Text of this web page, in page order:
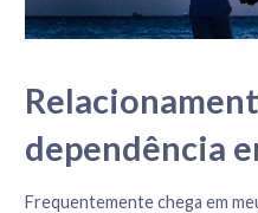
dependência
3 de Junho, 2022
Frequentemente chega em